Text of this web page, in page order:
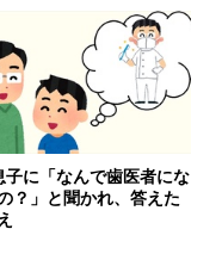
子に「なんで歯医者にな
？」と聞かれ、答えた